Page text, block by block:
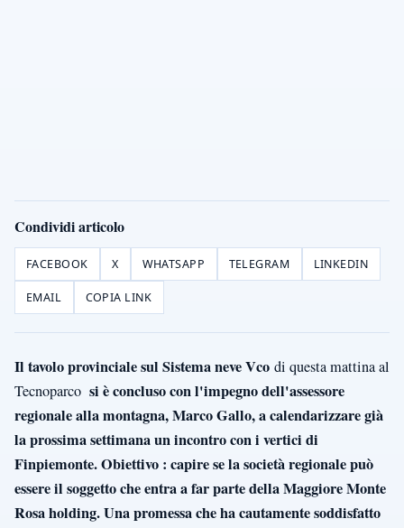
Condividi articolo
FACEBOOK X WHATSAPP TELEGRAM LINKEDIN
EMAIL COPIA LINK
Il tavolo provinciale sul Sistema neve Vco di questa mattina al
Tecnoparco si è concluso con l'impegno dell'assessore
regionale alla montagna, Marco Gallo, a calendarizzare già
la prossima settimana un incontro con i vertici di
Finpiemonte. Obiettivo : capire se la società regionale può
essere il soggetto che entra a far parte della Maggiore Monte
Rosa holding. Una promessa che ha cautamente soddisfatto